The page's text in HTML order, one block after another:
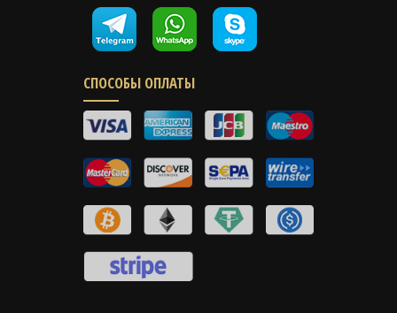
СПОСОБЫ ОПЛАТЫ